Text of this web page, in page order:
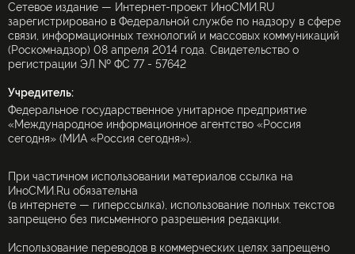
Сетевое издание — Интернет-проект ИноСМИ.RU
зарегистрировано в Федеральной службе по надзору в сфере
связи, информационных технологий и массовых коммуникаций
(Роскомнадзор) 08 апреля 2014 года. Свидетельство о
регистрации ЭЛ № ФС 77 - 57642
Учредитель:
Федеральное государственное унитарное предприятие
«Международное информационное агентство «Россия
сегодня» (МИА «Россия сегодня»).
При частичном использовании материалов ссылка на
ИноСМИ.Ru обязательна
(в интернете — гиперссылка), использование полных текстов
запрещено без письменного разрешения редакции.
Использование переводов в коммерческих целях запрещено